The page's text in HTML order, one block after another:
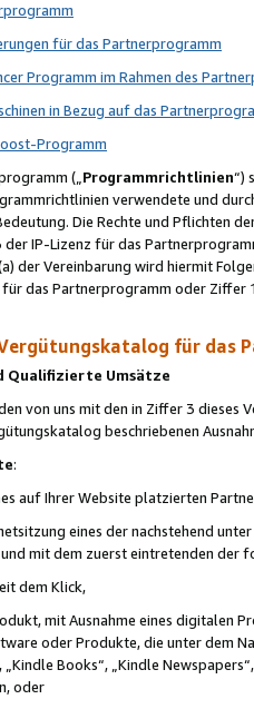
für das Partnerprogramm
Programm im Rahmen des
in Bezug auf das
Programm
(„Programmrichtlinien“)
verwendete und
Die Rechte und Pflichten
IP-Lizenz für das
der Vereinbarung wird hiermit
das Partnerprogramm oder
für das
Qualifizierte Umsätze
von uns mit den in Ziffer 3
beschriebenen
:
auf Ihrer Website platzierten
eines der nachstehend
mit dem zuerst eintretenden der
dem Klick,
mit Ausnahme eines digitalen
oder Produkte, die unter dem
Books“, „Kindle
oder